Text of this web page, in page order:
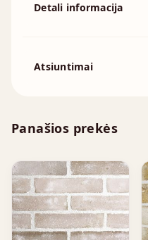
Panašios prekės
Detali informacija
Išmatavimai
Atsiuntimai